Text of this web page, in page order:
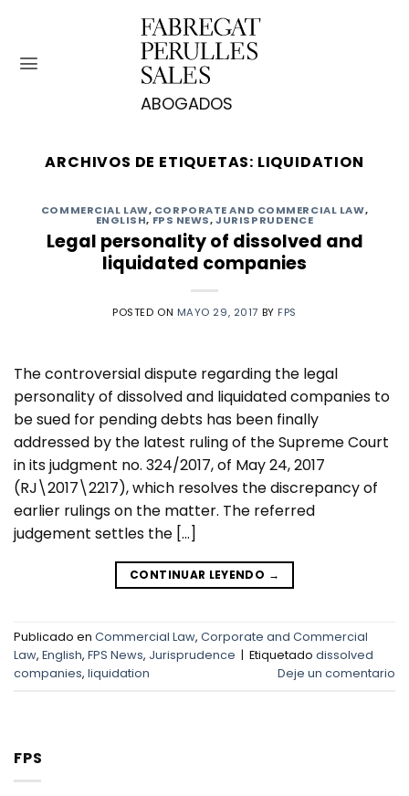
contenido
ARCHIVOS DE ETIQUETAS: LIQUIDATION
COMMERCIAL LAW, CORPORATE AND COMMERCIAL LAW,
ENGLISH, FPS NEWS,JURISPRUDENCE
Legal personality of dissolved and
liquidated companies
POSTED ON MAYO 29, 2017 BY FPS
The controversial dispute regarding the legal
personality of dissolved and liquidated companies to
be sued for pending debts has been finally
addressed by the latest ruling of the Supreme Court
in its judgment no. 324/2017, of May 24, 2017
(RJ\2017\2217), which resolves the discrepancy of
earlier rulings on the matter. The referred
judgement settles the […]
CONTINUAR LEYENDO →
Publicado en Commercial Law, Corporate and Commercial
Law, English, FPS News, Jurisprudence | Etiquetado dissolved
companies, liquidation Deje un comentario
FPS